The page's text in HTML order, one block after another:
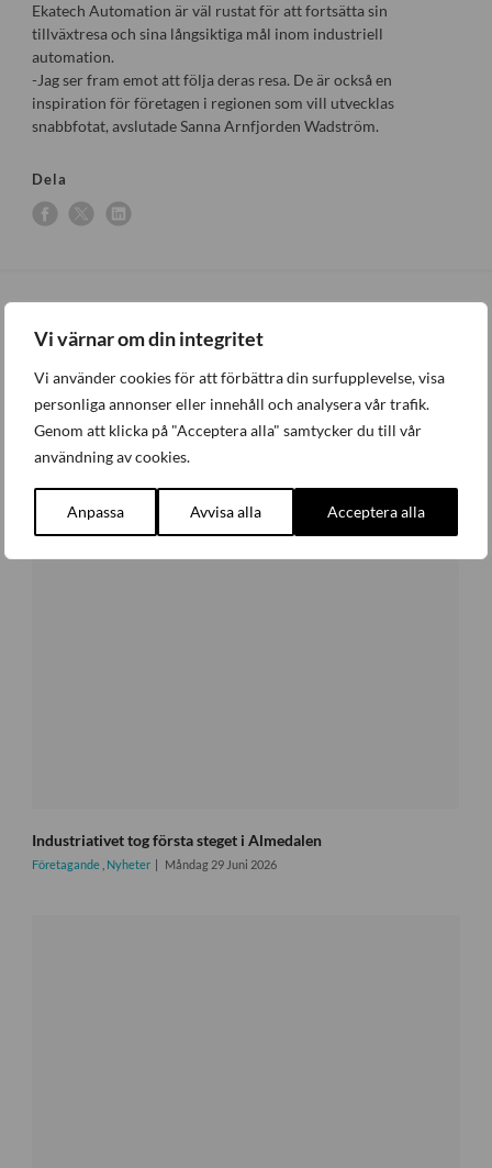
Vi värnar om din integritet
Vi använder cookies för att förbättra din surfupplevelse, visa
personliga annonser eller innehåll och analysera vår trafik.
Genom att klicka på "Acceptera alla" samtycker du till vår
användning av cookies.
Anpassa Avvisa alla Acceptera alla
Ekatech Automation är väl rustat för att fortsätta sin
tillväxtresa och sina långsiktiga mål inom industriell
automation.
-Jag ser fram emot att följa deras resa. De är också en
inspiration för företagen i regionen som vill utvecklas
snabbfotat, avslutade Sanna Arnfjorden Wadström.
Dela
Senaste nytt
Industriativet tog första steget i Almedalen
Företagande Nyheter Måndag 29 Juni 2026